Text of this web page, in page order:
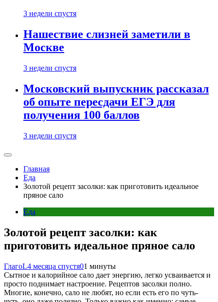
3 недели спустя
Нашествие слизней заметили в
Москве
3 недели спустя
Московский выпускник рассказал
об опыте пересдачи ЕГЭ для
получения 100 баллов
3 недели спустя
Главная
Еда
Золотой рецепт засолки: как приготовить идеальное
пряное сало
Еда
Золотой рецепт засолки: как
приготовить идеальное пряное сало
ГлагоL4 месяца спустя01 минуты
Сытное и калорийное сало дает энергию, легко усваивается и
просто поднимает настроение. Рецептов засолки полно.
Многие, конечно, сало не любят, но если есть его по чуть-